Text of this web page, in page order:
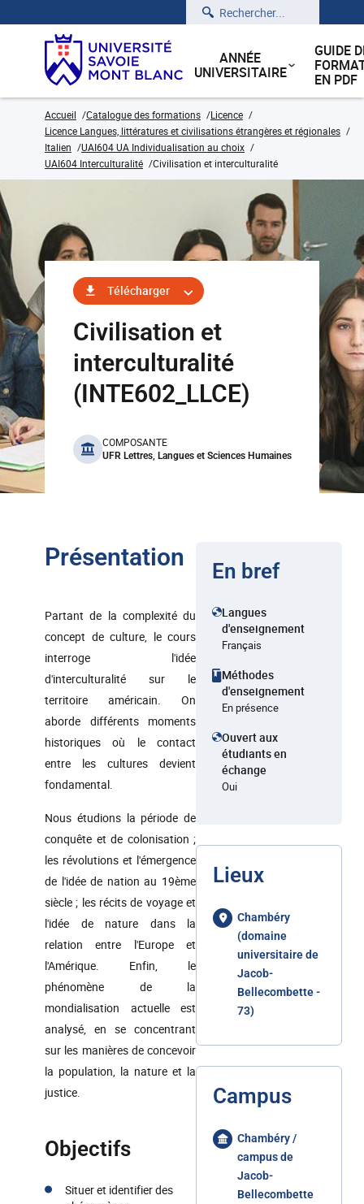
Rechercher
ANNÉE
UNIVERSITAIRE
GUIDE
EN PDF
Accueil Catalogue des formations
Licence
Licence Langues, littératures et civilisations étrangères et régionales
Italien
UAI604 UA Individualisation au choix
UAI604 Interculturalité
Civilisation et interculturalité
Télécharger
Civilisation et
interculturalité
(INTE602_LLCE)
benefits
COMPOSANTE
UFR Lettres, Langues et Sciences Humaines
Présentation
Partant de la complexité du
concept de culture, le cours
interroge l'idée
d'interculturalité sur le
territoire américain. On
aborde différents moments
historiques où le contact
entre les cultures devient
fondamental.
Nous étudions la période de
conquête et de colonisation ;
les révolutions et l'émergence
de l'idée de nation au 19ème
siècle ; les récits de voyage et
l'idée de nature dans la
relation entre l'Europe et
l'Amérique. Enfin, le
phénomène de la
mondialisation actuelle est
analysé, en se concentrant
sur les manières de concevoir
la population, la nature et la
justice.
Objectifs
Situer et identifier des
En bref
Langues
d'enseignement
Français
Méthodes
d'enseignement
En présence
Ouvert aux
étudiants en
échange
Oui
Lieux
Chambéry
(domaine
universitaire de
Jacob-
Bellecombette -
73)
Campus
Chambéry /
campus de
Jacob-
Bellecombette